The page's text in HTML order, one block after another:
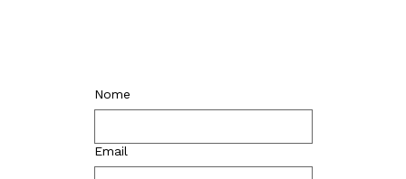
Nome
Email